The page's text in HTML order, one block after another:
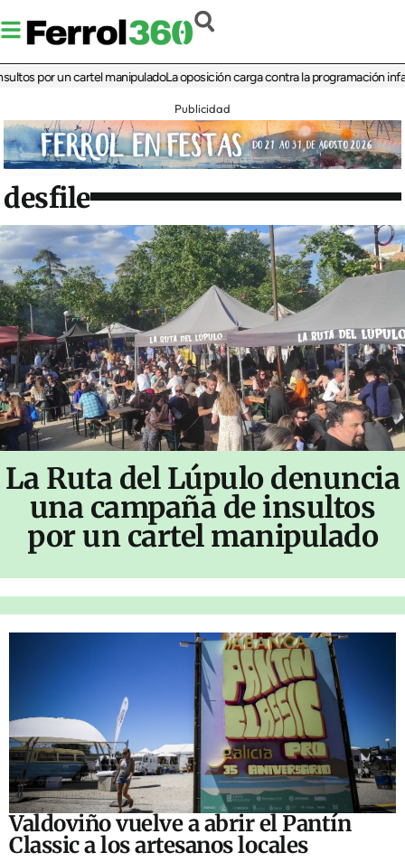
un cartel manipuladoLa oposición carga contra la programación infantil de
Publicidad
desfile
La Ruta del Lúpulo denuncia
una campaña de insultos
por un cartel manipulado
Valdoviño vuelve a abrir el Pantín
Classic a los artesanos locales